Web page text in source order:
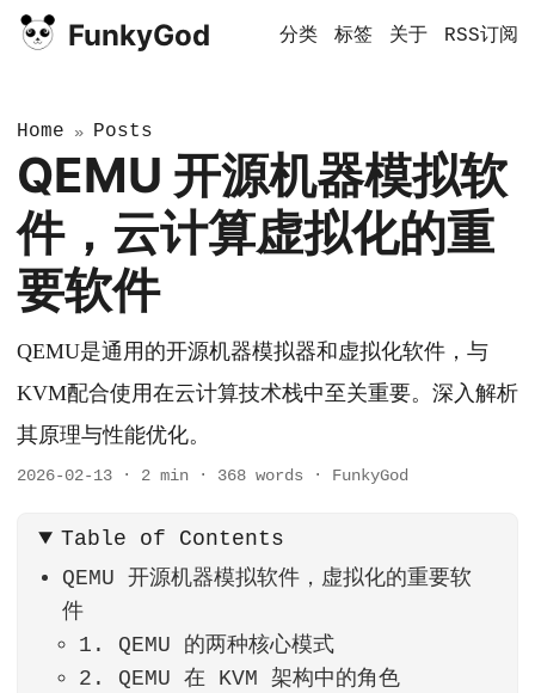
FunkyGod 分类 标签 关于 RSS订阅
Home » Posts
QEMU 开源机器模拟软
件，云计算虚拟化的重
要软件
QEMU是通用的开源机器模拟器和虚拟化软件，与
KVM配合使用在云计算技术栈中至关重要。深入解析
其原理与性能优化。
2026-02-13 · 2 min · 368 words · FunkyGod
Table of Contents
QEMU 开源机器模拟软件，虚拟化的重要软
件
1. QEMU 的两种核心模式
2. QEMU 在 KVM 架构中的角色